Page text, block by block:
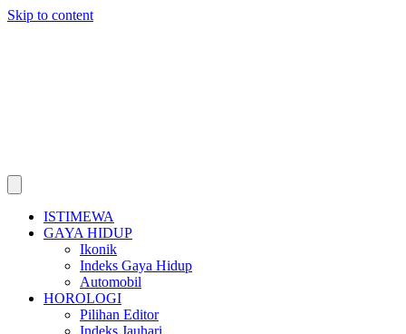
Skip to content
ISTIMEWA
GAYA HIDUP
Ikonik
Indeks Gaya Hidup
Automobil
HOROLOGI
Pilihan Editor
Indeks Jauhari